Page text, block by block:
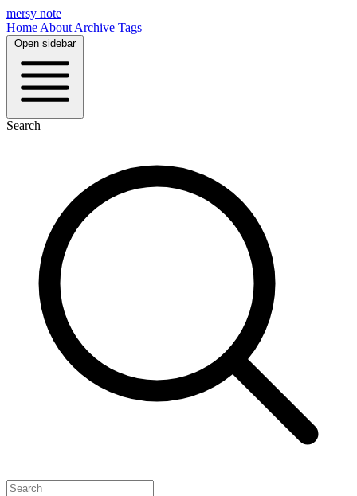
mersy note
Home About Archive Tags
Open sidebar
Search